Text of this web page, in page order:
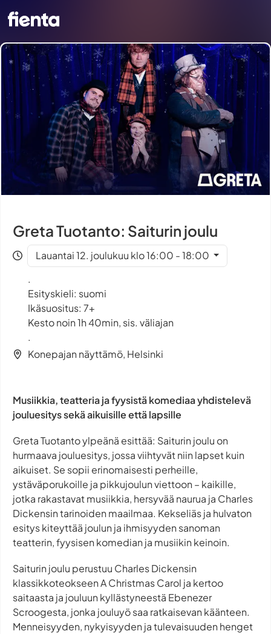
Greta Tuotanto: Saiturin joulu
Lauantai 12. joulukuu klo 16:00 - 18:00
.
Esityskieli: suomi
Ikäsuositus: 7+
Kesto noin 1h 40min, sis. väliajan
.
Konepajan näyttämö, Helsinki
Musiikkia, teatteria ja fyysistä komediaa yhdistelevä
jouluesitys sekä aikuisille että lapsille
Greta Tuotanto ylpeänä esittää: Saiturin joulu on
hurmaava jouluesitys, jossa viihtyvät niin lapset kuin
aikuiset. Se sopii erinomaisesti perheille,
ystäväporukoille ja pikkujoulun viettoon – kaikille,
jotka rakastavat musiikkia, hersyvää naurua ja Charles
Dickensin tarinoiden maailmaa. Kekseliäs ja hulvaton
esitys kiteyttää joulun ja ihmisyyden sanoman
teatterin, fyysisen komedian ja musiikin keinoin.
Saiturin joulu perustuu Charles Dickensin
klassikkoteokseen A Christmas Carol ja kertoo
saitaasta ja jouluun kyllästyneestä Ebenezer
Scroogesta, jonka jouluyö saa ratkaisevan käänteen.
Menneisyyden, nykyisyyden ja tulevaisuuden henget